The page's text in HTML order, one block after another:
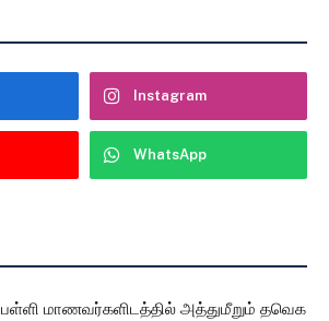
Instagram
WhatsApp
பள்ளி மாணவர்களிடத்தில் அத்துமீறும் தவெக